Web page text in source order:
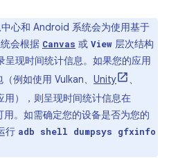
心和 Android 系统会为使用基于
会根据 Canvas 或 View 层次结构
呈现时间统计信息。如果您的应用
例如使用 Vulkan、 Unity
、
用），则呈现时间统计信息在
。如需确定您的设备是否为您的
行 adb shell dumpsys gfxinfo